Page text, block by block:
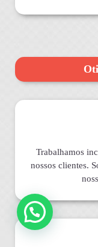
Trabalhamos
nossos clientes.